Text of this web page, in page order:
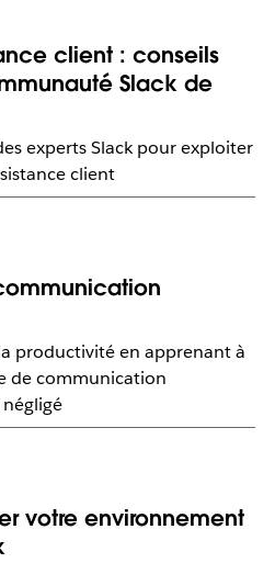
client : conseils
Slack de
experts Slack pour exploiter
client
productivité en apprenant à
de communication
votre environnement